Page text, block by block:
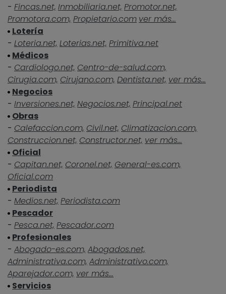
- Fincas.net, Inmobiliaria.net, Promotor.net,
Promotora.com, Propietario.com ver más...
Lotería
- Loteria.net, Loterias.net, Primitiva.net
Médicos
- Cardiologo.net, Centro-de-salud.com,
Cirugia.com, Cirujano.com, Dentista.net, ver más...
Negocios
- Inversiones.net, Negocios.net, Principal.net
Obras
- Calefaccion.com, Civil.net, Climatizacion.com,
Construccion.net, Constructor.net, ver más...
Oficial
- Capitan.net, Coronel.net, General-es.com,
Oficial.com
Periodista
- Medios.net, Periodista.com
Pescador
- Pesca.net, Pescador.com
Profesionales
- Abogado-es.com, Abogados.net,
Administrativa.com, Administrativo.com,
Aparejador.com, ver más...
Servicios